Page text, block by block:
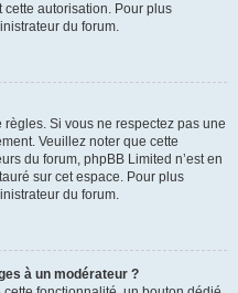
cette autorisation. Pour plus
du forum.
Si vous ne respectez pas une
Veuillez noter que cette
du forum, phpBB Limited n’est en
sur cet espace. Pour plus
du forum.
à un modérateur ?